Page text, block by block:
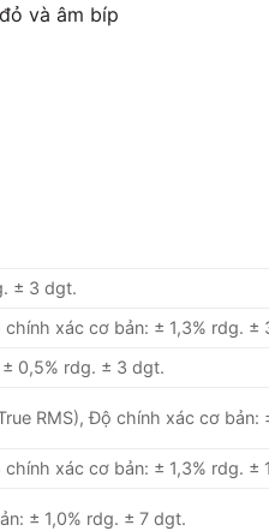
và âm bíp
± 3 dgt.
xác cơ bản: ± 1,3% rdg. ±
0,5% rdg. ± 3 dgt.
RMS), Độ chính xác cơ
xác cơ bản: ± 1,3% rdg. ±
± 1,0% rdg. ± 7 dgt.